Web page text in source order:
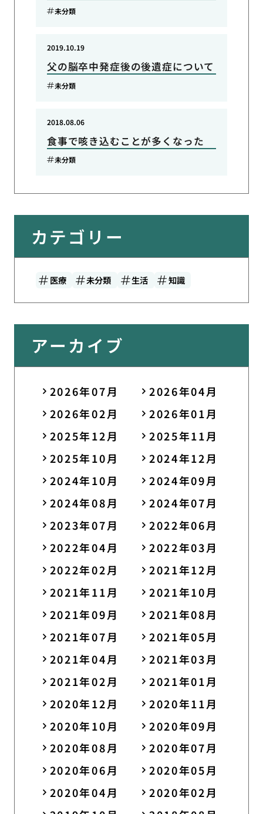
未分類
父の脳卒中発症後の後遺症について
2019.10.19
未分類
食事で咳き込むことが多くなった
2018.08.06
未分類
カテゴリー
医療 未分類 生活 知識
アーカイブ
2026年07月
2026年04月
2026年02月
2026年01月
2025年12月
2025年11月
2025年10月
2024年12月
2024年10月
2024年09月
2024年08月
2024年07月
2023年07月
2022年06月
2022年04月
2022年03月
2022年02月
2021年12月
2021年11月
2021年10月
2021年09月
2021年08月
2021年07月
2021年05月
2021年04月
2021年03月
2021年02月
2021年01月
2020年12月
2020年11月
2020年10月
2020年09月
2020年08月
2020年07月
2020年06月
2020年05月
2020年04月
2020年02月